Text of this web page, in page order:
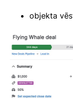
objekta